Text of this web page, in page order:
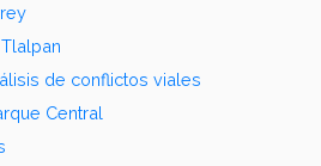
de conflictos viales
Central